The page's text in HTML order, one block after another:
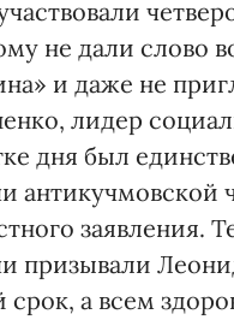
не дали слово
и даже не
лидер
дня был
антикучмовской
заявления.
призывали
срок, а всем